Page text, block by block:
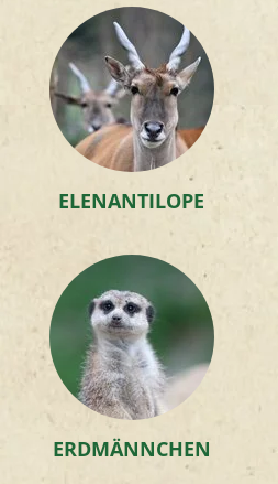
ELENANTILOPE
ERDMÄNNCHEN